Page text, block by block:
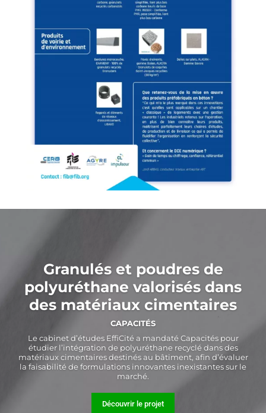
Granulés et poudres de
polyuréthane valorisés dans
des matériaux cimentaires
CAPACITÉS
Le cabinet d’études EffiCité a mandaté Capacités pour
étudier l’intégration de polyuréthane recyclé dans des
matériaux cimentaires destinés au bâtiment, afin d’évaluer
la faisabilité de formulations innovantes inexistantes sur le
marché.
Découvrir le projet